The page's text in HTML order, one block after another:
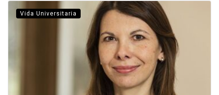
Vida Universitaria